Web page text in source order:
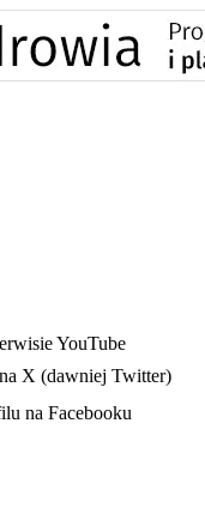
YouTube
X (dawniej Twitter)
na Facebooku